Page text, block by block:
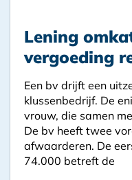
Lening
vergoeding
Een bv drijft een
klussenbedrijf. De
vrouw, die samen
De bv heeft twee
afwaarderen. De
74.000 betreft de